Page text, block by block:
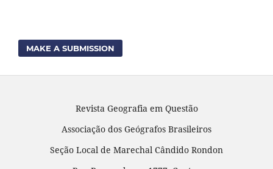
MAKE A SUBMISSION
Revista Geografia em Questão
Associação dos Geógrafos Brasileiros
Seção Local de Marechal Cândido Rondon